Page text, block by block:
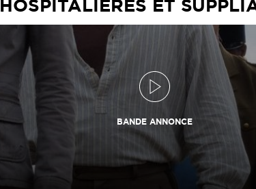
HOSPITALIÈRES ET
BANDE ANNONCE